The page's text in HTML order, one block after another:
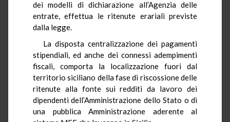
dei modelli di dichiarazione all’Agenzia delle
entrate, effettua le ritenute erariali previste
dalla legge.
La disposta centralizzazione dei pagamenti
stipendiali, ed anche dei connessi adempimenti
fiscali, comporta la localizzazione fuori dal
territorio siciliano della fase di riscossione delle
ritenute alla fonte sui redditi da lavoro dei
dipendenti dell’Amministrazione dello Stato o di
una pubblica Amministrazione aderente al